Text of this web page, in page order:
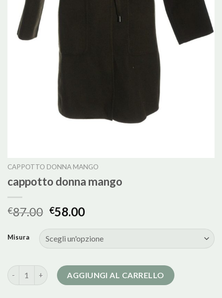
CAPPOTTO DONNA MANGO
cappotto donna mango
€87.00 €58.00
Misura
cappotto donna mango quantitàAGGIUNGI AL CARRELLO